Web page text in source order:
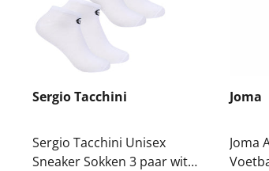
Sergio Tacchini
Sergio Tacchini Unisex
Sneaker Sokken 3 paar wit
Joma
Joma